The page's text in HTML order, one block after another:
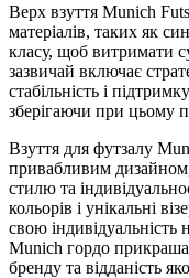
Верх взуття Munich
матеріалів, таких як
класу, щоб витримати
зазвичай включає
стабільність і
зберігаючи при цьому
Взуття для футзалу
привабливим
стилю та
кольорів і унікальні
свою
Munich гордо
бренду та відданість